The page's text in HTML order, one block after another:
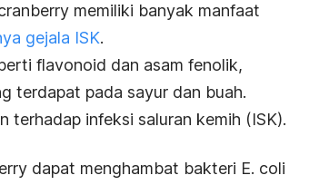
memiliki banyak manfaat
gejala ISK.
flavonoid dan asam fenolik,
terdapat pada sayur dan buah.
terhadap infeksi saluran kemih (ISK).
dapat menghambat bakteri E. coli